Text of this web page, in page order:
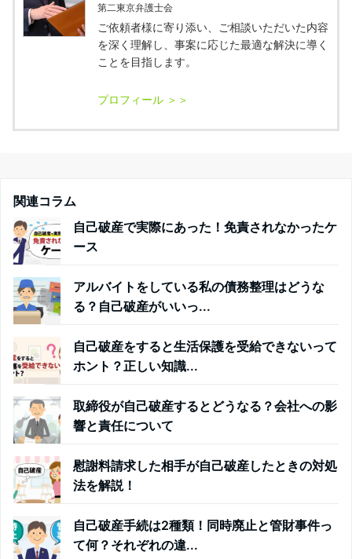
第二東京弁護士会
ご依頼者様に寄り添い、ご相談いただいた内容
を深く理解し、事案に応じた最適な解決に導く
ことを目指します。
関連コラム
自己破産で実際にあった！免責されなかったケ
ース
アルバイトをしている私の債務整理はどうな
る？自己破産がいいっ...
自己破産をすると生活保護を受給できないって
ホント？正しい知識...
取締役が自己破産するとどうなる？会社への影
響と責任について
慰謝料請求した相手が自己破産したときの対処
法を解説！
自己破産手続は2種類！同時廃止と管財事件っ
て何？それぞれの違...